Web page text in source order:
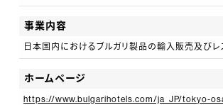
Best Italian Restaurants in the World
を獲得しています。
チョコレートは工房で1つずつ手作りで作
ュエラーとしてクリエーションに対峙す
チョコレート・ジェムズ（チョコレートの
事業内容
日本国内におけるブルガリ製品の輸入販売及びレ
ホームページ
https://www.bulgarihotels.com/ja_JP/tokyo-